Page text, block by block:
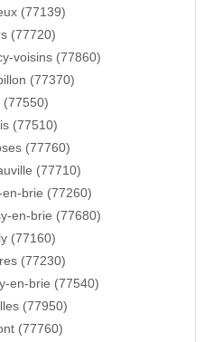
(77139)
(77720)
voisins (77860)
(77370)
(77550)
(77510)
(77760)
(77710)
brie (77260)
en-brie (77680)
(77160)
(77230)
en-brie (77540)
(77950)
(77760)